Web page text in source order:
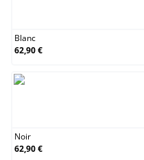
Blanc
62,90 €
Noir
62,90 €